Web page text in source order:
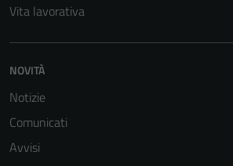
Vita lavorativa
NOVITÀ
Notizie
Comunicati
Avvisi